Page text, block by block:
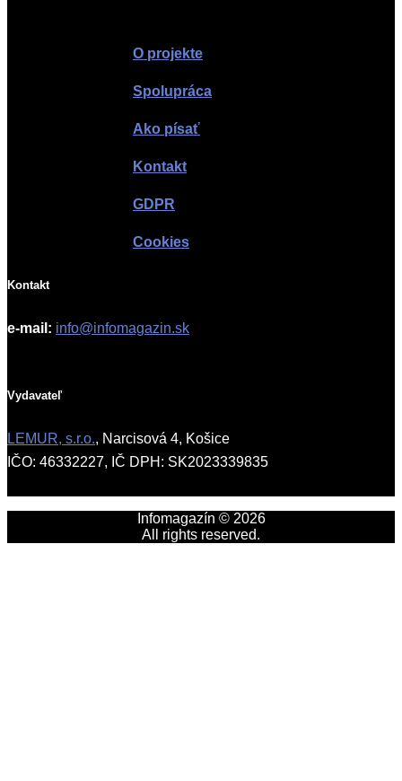
O projekte
Spolupráca
Ako písať
Kontakt
GDPR
Cookies
Kontakt
e-mail: info@infomagazin.sk
Vydavateľ
LEMUR, s.r.o., Narcisová 4, Košice
IČO: 46332227, IČ DPH: SK2023339835
Infomagazín © 2026
All rights reserved.